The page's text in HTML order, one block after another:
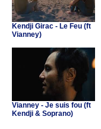
Kendji Girac - Le Feu (ft
Vianney)
Vianney - Je suis fou (ft
Kendji & Soprano)